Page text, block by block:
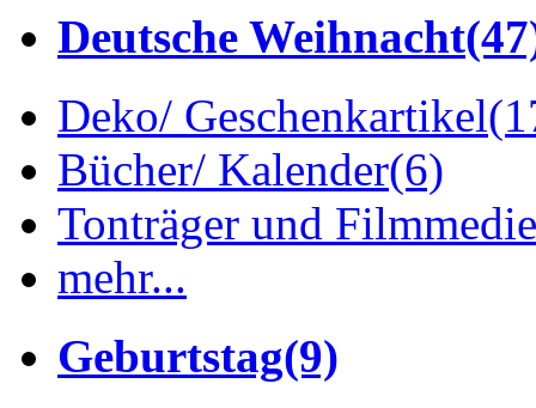
Deutsche Weihnacht
Deko/ Geschenkartikel
Bücher/ Kalender(6)
Tonträger und
mehr...
Geburtstag(9)